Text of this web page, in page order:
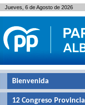
Bienvenida
12 Congreso Provincial
Jueves, 6 de Agosto de 2026